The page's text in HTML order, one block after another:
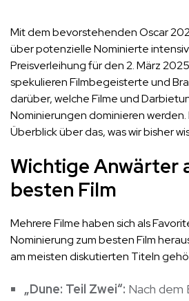
Mit dem bevorstehenden Oscar
über potenzielle Nominierte
Preisverleihung für den 2. März
spekulieren Filmbegeisterte und
darüber, welche Filme und
Nominierungen dominieren
Überblick über das, was wir bisher
Wichtige Anwärter
besten Film
Mehrere Filme haben sich als
Nominierung zum besten Film
am meisten diskutierten Titeln
„Dune: Teil Zwei“: Nach dem